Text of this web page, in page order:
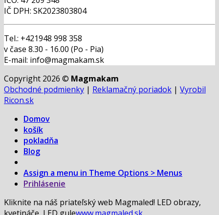
IČ DPH: SK2023803804
Tel.: +421948 998 358
v čase 8.30 - 16.00 (Po - Pia)
E-mail: info@magmakam.sk
Copyright 2026 © Magmakam
Obchodné podmienky | Reklamačný poriadok | Vyrobil
Ricon.sk
Domov
košík
pokladňa
Blog
Assign a menu in Theme Options > Menus
Prihlásenie
Kliknite na náš priateľský web Magmaled! LED obrazy,